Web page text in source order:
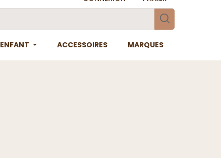
ENFANT ACCESSOIRES MARQUES